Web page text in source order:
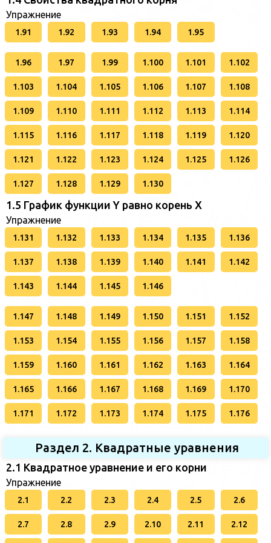
Упражнение
1.91 1.92 1.93 1.94 1.95
1.96 1.97 1.99 1.100 1.101 1.102
1.103 1.104 1.105 1.106 1.107 1.108
1.109 1.110 1.111 1.112 1.113 1.114
1.115 1.116 1.117 1.118 1.119 1.120
1.121 1.122 1.123 1.124 1.125 1.126
1.127 1.128 1.129 1.130
1.5 График функции Y равно корень X
Упражнение
1.131 1.132 1.133 1.134 1.135 1.136
1.137 1.138 1.139 1.140 1.141 1.142
1.143 1.144 1.145 1.146
1.147 1.148 1.149 1.150 1.151 1.152
1.153 1.154 1.155 1.156 1.157 1.158
1.159 1.160 1.161 1.162 1.163 1.164
1.165 1.166 1.167 1.168 1.169 1.170
1.171 1.172 1.173 1.174 1.175 1.176
Раздел 2. Квадратные уравнения
2.1 Квадратное уравнение и его корни
Упражнение
2.1 2.2 2.3 2.4 2.5 2.6
2.7 2.8 2.9 2.10 2.11 2.12